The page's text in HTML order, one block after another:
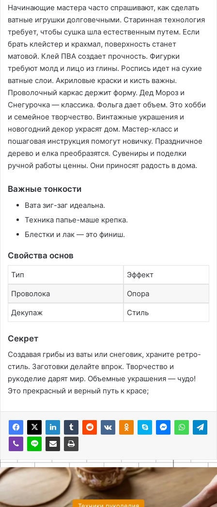
Начинающие мастера часто спрашивают, как сделать
ватные игрушки долговечными. Старинная технология
требует, чтобы сушка шла естественным путем. Если
брать клейстер и крахмал, поверхность станет
матовой. Клей ПВА создает прочность. Фигурки
требуют молд и лицо из глины. Роспись идет на сухие
ватные слои. Акриловые краски и кисть важны.
Проволочный каркас держит форму. Дед Мороз и
Снегурочка — классика. Фольга дает объем. Это хобби
и семейное творчество. Винтажные украшения и
новогодний декор украсят дом. Мастер-класс и
пошаговая инструкция помогут новичку. Праздничное
дерево и елка преобразятся. Сувениры и поделки
ручной работы ценны. Они приносят радость в дома.
Важные тонкости
Вата зиг-заг идеальна.
Техника папье-маше крепка.
Блестки и лак — это финиш.
Свойства основ
Тип Эффект
Проволока Опора
Декупаж Стиль
Секрет
Создавая грибы из ваты или снеговик, храните ретро-
стиль. Заготовки делайте впрок. Творчество и
рукоделие дарят мир. Объемные украшения — чудо!
Это прекрасный и верный путь к красе;